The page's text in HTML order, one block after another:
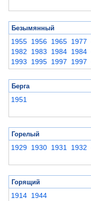
Безымянный
1955 1956 1965 1977
1982
1983 1984 1984
1993
1995 1997 1997
Берга
1951
Горелый
1929 1930 1931 1932
Горящий
1914 1944